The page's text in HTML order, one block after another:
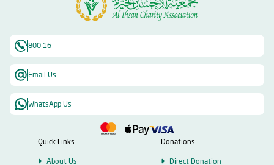
800 16
Email Us
WhatsApp Us
Quick Links
About Us
Donations
Direct Donation